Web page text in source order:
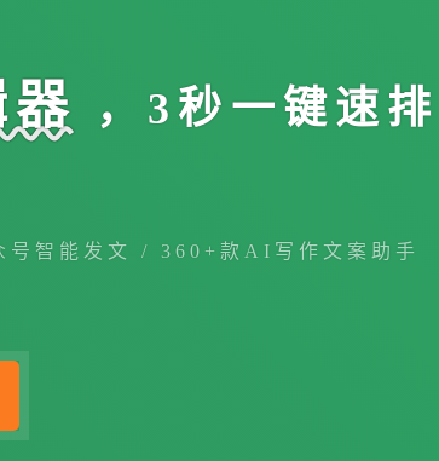
，3秒一键速排
智能发文 / 360+款AI写作文案助手